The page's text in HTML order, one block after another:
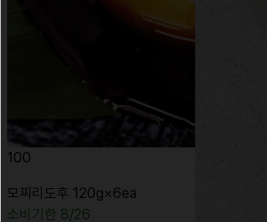
100
모찌리도후 120g×6ea
소비기한 8/26